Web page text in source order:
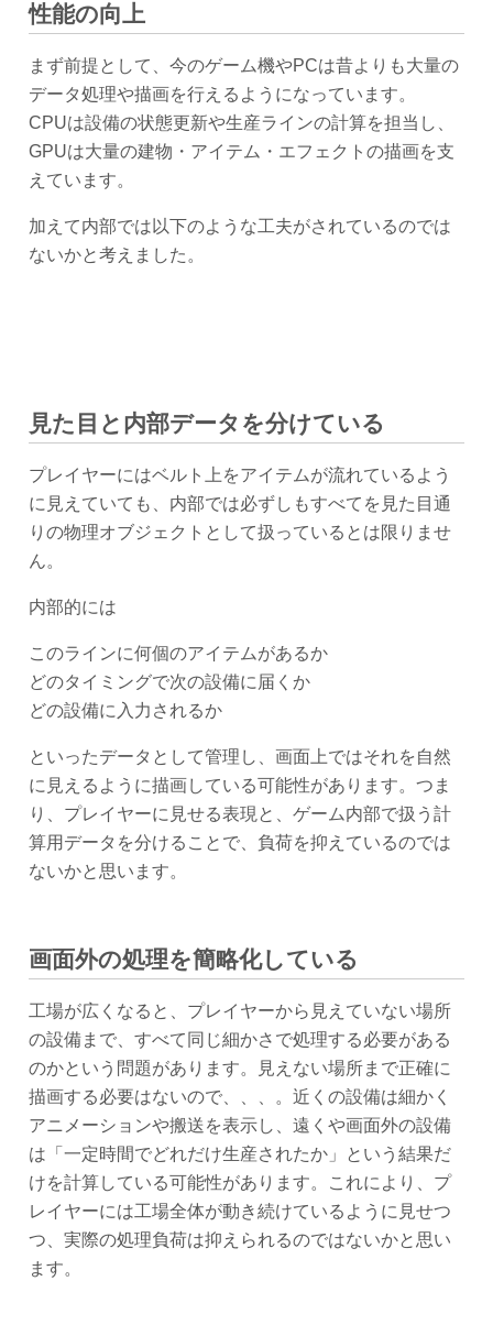
性能の向上
まず前提として、今のゲーム機やPCは昔よりも大量の
データ処理や描画を行えるようになっています。
CPUは設備の状態更新や生産ラインの計算を担当し、
GPUは大量の建物・アイテム・エフェクトの描画を支
えています。
加えて内部では以下のような工夫がされているのでは
ないかと考えました。
見た目と内部データを分けている
プレイヤーにはベルト上をアイテムが流れているよう
に見えていても、内部では必ずしもすべてを見た目通
りの物理オブジェクトとして扱っているとは限りませ
ん。
内部的には
このラインに何個のアイテムがあるか
どのタイミングで次の設備に届くか
どの設備に入力されるか
といったデータとして管理し、画面上ではそれを自然
に見えるように描画している可能性があります。つま
り、プレイヤーに見せる表現と、ゲーム内部で扱う計
算用データを分けることで、負荷を抑えているのでは
ないかと思います。
画面外の処理を簡略化している
工場が広くなると、プレイヤーから見えていない場所
の設備まで、すべて同じ細かさで処理する必要がある
のかという問題があります。見えない場所まで正確に
描画する必要はないので、、、。近くの設備は細かく
アニメーションや搬送を表示し、遠くや画面外の設備
は「一定時間でどれだけ生産されたか」という結果だ
けを計算している可能性があります。これにより、プ
レイヤーには工場全体が動き続けているように見せつ
つ、実際の処理負荷は抑えられるのではないかと思い
ます。